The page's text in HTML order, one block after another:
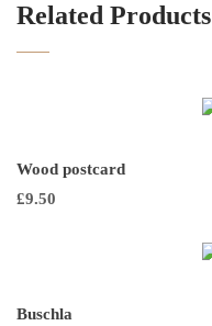
Related Products
Wood postcard
£9.50
Buschla